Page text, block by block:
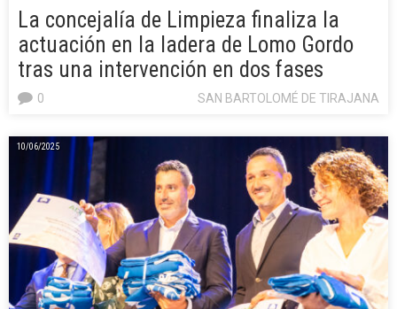
La concejalía de Limpieza finaliza la
actuación en la ladera de Lomo Gordo
tras una intervención en dos fases
SAN BARTOLOMÉ DE TIRAJANA
0
10/06/2025